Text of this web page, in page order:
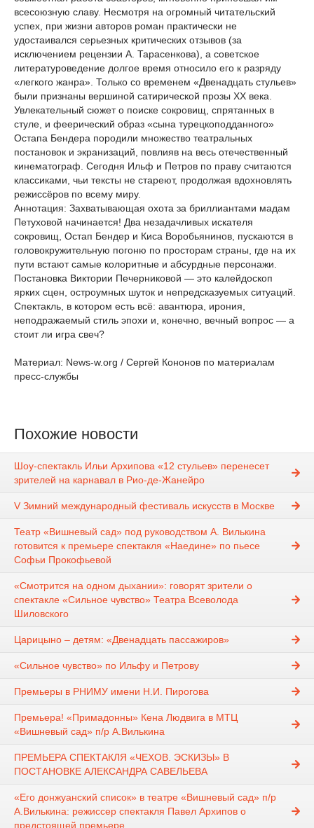
всесоюзную славу. Несмотря на огромный читательский
успех, при жизни авторов роман практически не
удостаивался серьезных критических отзывов (за
исключением рецензии А. Тарасенкова), а советское
литературоведение долгое время относило его к разряду
«легкого жанра». Только со временем «Двенадцать стульев»
были признаны вершиной сатирической прозы XX века.
Увлекательный сюжет о поиске сокровищ, спрятанных в
стуле, и феерический образ «сына турецкоподданного»
Остапа Бендера породили множество театральных
постановок и экранизаций, повлияв на весь отечественный
кинематограф. Сегодня Ильф и Петров по праву считаются
классиками, чьи тексты не стареют, продолжая вдохновлять
режиссёров по всему миру.
Аннотация: Захватывающая охота за бриллиантами мадам
Петуховой начинается! Два незадачливых искателя
сокровищ, Остап Бендер и Киса Воробьянинов, пускаются в
головокружительную погоню по просторам страны, где на их
пути встают самые колоритные и абсурдные персонажи.
Постановка Виктории Печерниковой — это калейдоскоп
ярких сцен, остроумных шуток и непредсказуемых ситуаций.
Спектакль, в котором есть всё: авантюра, ирония,
неподражаемый стиль эпохи и, конечно, вечный вопрос — а
стоит ли игра свеч?
Материал: News-w.org / Сергей Кононов по материалам
пресс-службы
Похожие новости
Шоу-спектакль Ильи Архипова «12 стульев» перенесет
зрителей на карнавал в Рио-де-Жанейро
V Зимний международный фестиваль искусств в Москве
Театр «Вишневый сад» под руководством А. Вилькина
готовится к премьере спектакля «Наедине» по пьесе
Софьи Прокофьевой
«Смотрится на одном дыхании»: говорят зрители о
спектакле «Сильное чувство» Театра Всеволода
Шиловского
Царицыно – детям: «Двенадцать пассажиров»
«Сильное чувство» по Ильфу и Петрову
Премьеры в РНИМУ имени Н.И. Пирогова
Премьера! «Примадонны» Кена Людвига в МТЦ
«Вишневый сад» п/р А.Вилькина
ПРЕМЬЕРА СПЕКТАКЛЯ «ЧЕХОВ. ЭСКИЗЫ» В
ПОСТАНОВКЕ АЛЕКСАНДРА САВЕЛЬЕВА
«Его донжуанский список» в театре «Вишневый сад» п/р
А.Вилькина: режиссер спектакля Павел Архипов о
предстоящей премьере